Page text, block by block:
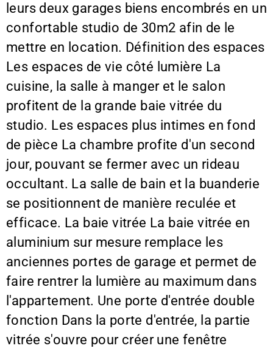
leurs deux garages biens encombrés en un
confortable studio de 30m2 afin de le
mettre en location. Définition des espaces
Les espaces de vie côté lumière La
cuisine, la salle à manger et le salon
profitent de la grande baie vitrée du
studio. Les espaces plus intimes en fond
de pièce La chambre profite d'un second
jour, pouvant se fermer avec un rideau
occultant. La salle de bain et la buanderie
se positionnent de manière reculée et
efficace. La baie vitrée La baie vitrée en
aluminium sur mesure remplace les
anciennes portes de garage et permet de
faire rentrer la lumière au maximum dans
l'appartement. Une porte d'entrée double
fonction Dans la porte d'entrée, la partie
vitrée s'ouvre pour créer une fenêtre